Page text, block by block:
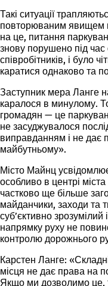
Такі ситуації
повторюваним явищем
на це, питання
знову порушено під час
співробітників, і було
каратися однаково та
Заступник мера Ланге
каралося в минулому.
громадян — це
не засуджувалося
виправданням і не дає
майбутньому».
Місто Майнц
особливо в центрі
частково ще більше
майданчики, заходи та
суб’єктивно
напрямку руху не
контролю дорожнього
Карстен Ланге:
місця не дає права на
Якщо ми дозволимо це,